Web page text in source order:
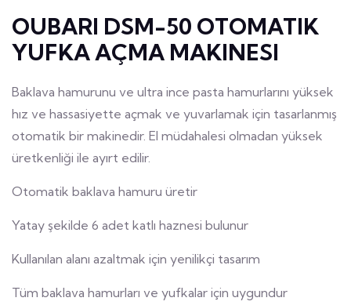
OUBARI DSM-50 OTOMATIK
YUFKA AÇMA MAKINESI
Baklava hamurunu ve ultra ince pasta hamurlarını yüksek
hız ve hassasiyette açmak ve yuvarlamak için tasarlanmış
otomatik bir makinedir. El müdahalesi olmadan yüksek
üretkenliği ile ayırt edilir.
Otomatik baklava hamuru üretir
Yatay şekilde 6 adet katlı haznesi bulunur
Kullanılan alanı azaltmak için yenilikçi tasarım
Tüm baklava hamurları ve yufkalar için uygundur